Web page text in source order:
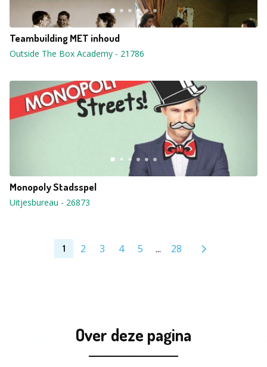
Teambuilding MET inhoud
Outside The Box Academy - 21786
Monopoly Stadsspel
Uitjesbureau - 26873
1 2 3 4 5 ... 28
Over deze pagina